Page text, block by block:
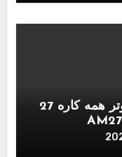
مشخصات و قیمت خرید کامپیوتر همه کاره 27